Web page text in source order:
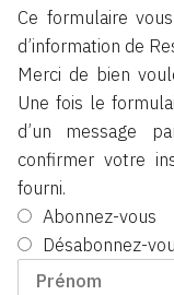
Ce formulaire
d’information de
Merci de bien
Une fois le
d’un message
confirmer votre
fourni.
Abonnez-vous
Désabonnez-